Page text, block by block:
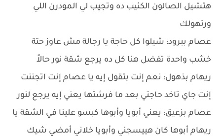
هتشيل الصالون الكئيب ده وتجيب لي المودرن اللي
ورتهولك
عصام ببرود: شيلوا كل حاجة يا رجالة مش عاوز حتة
خشب واحدة تفضل هنا كل ده يرجع شقة نور حالاً
ريهام بذهول: نعم إنت بتقول إيه يا عصام إنت اتجننت
إنت جاي تاخد حاجتي بعد ما فرشتها يعني إيه يرجع لنور
عصام بزعيق: يعني أبويا وأبوها كبسو علينا في الشقة يا
ريهام أبوها كان هييسجني وأبويا خلاني أمضي شيك